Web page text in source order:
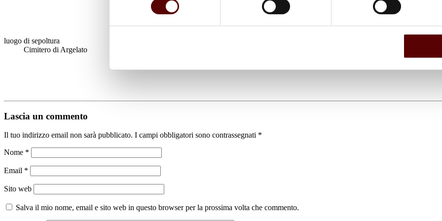
luogo di sepoltura
Cimitero di Argelato
Lascia un commento
Il tuo indirizzo email non sarà pubblicato. I campi obbligatori sono contrassegnati *
Nome *
Email *
Sito web
Salva il mio nome, email e sito web in questo browser per la prossima volta che commento.